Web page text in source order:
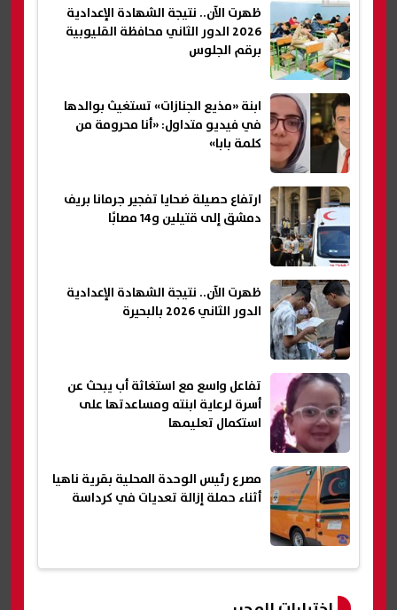
ظهرت الآن.. نتيجة الشهادة الإعدادية
2026 الدور الثاني محافظة القليوبية
برقم الجلوس
ابنة «مذيع الجنازات» تستغيث بوالدها
في فيديو متداول: «أنا محرومة من
كلمة بابا»
ارتفاع حصيلة ضحايا تفجير جرمانا بريف
دمشق إلى قتيلين و14 مصابًا
ظهرت الآن.. نتيجة الشهادة الإعدادية
الدور الثاني 2026 بالبحيرة
تفاعل واسع مع استغاثة أب يبحث عن
أسرة لرعاية ابنته ومساعدتها على
استكمال تعليمها
مصرع رئيس الوحدة المحلية بقرية ناهيا
أثناء حملة إزالة تعديات في كرداسة